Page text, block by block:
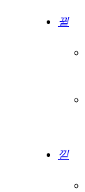
뀥
낃